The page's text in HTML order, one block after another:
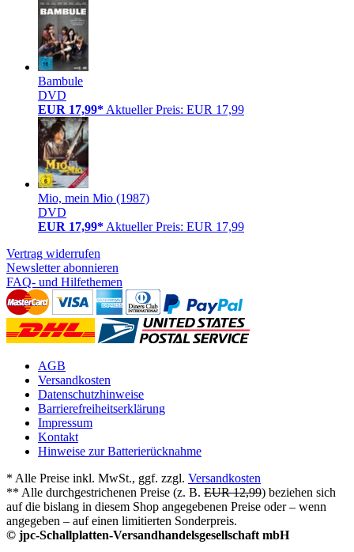
Bambule
DVD
EUR 17,99* Aktueller Preis: EUR 17,99
Mio, mein Mio (1987)
DVD
EUR 17,99* Aktueller Preis: EUR 17,99
Vertrag widerrufen
Newsletter abonnieren
FAQ- und Hilfethemen
AGB
Versandkosten
Datenschutzhinweise
Barrierefreiheitserklärung
Impressum
Kontakt
Hinweise zur Batterierücknahme
* Alle Preise inkl. MwSt., ggf. zzgl. Versandkosten
** Alle durchgestrichenen Preise (z. B. EUR 12,99) beziehen sich
auf die bislang in diesem Shop angegebenen Preise oder – wenn
angegeben – auf einen limitierten Sonderpreis.
© jpc-Schallplatten-Versandhandelsgesellschaft mbH